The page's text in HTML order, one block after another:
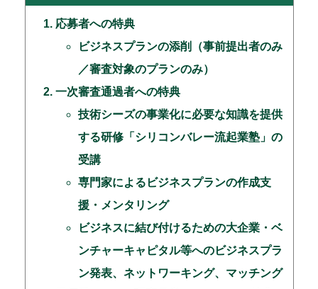
応募者への特典
ビジネスプランの添削（事前提出者のみ
／審査対象のプランのみ）
一次審査通過者への特典
技術シーズの事業化に必要な知識を提供
する研修「シリコンバレー流起業塾」の
受講
専門家によるビジネスプランの作成支
援・メンタリング
ビジネスに結び付けるための大企業・ベ
ンチャーキャピタル等へのビジネスプラ
ン発表、ネットワーキング、マッチング